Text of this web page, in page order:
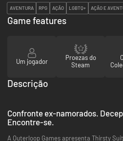
AVENTURA RPG AÇÃO LGBTQ+ AÇÃO E
Game features
Um jogador
Proezas do
Steam
Descrição
Confronte ex-namorados.
Encontre-se.
A Outerloop Games apresenta Thirsty